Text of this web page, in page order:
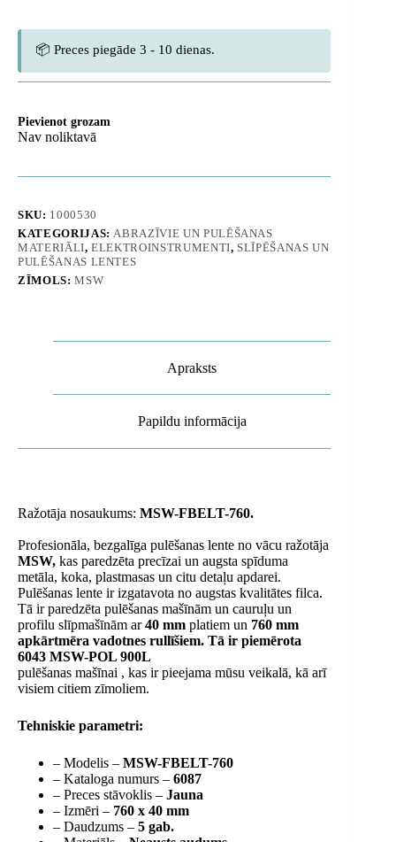
📦 Preces piegāde 3 - 10 dienas.
Pievienot grozam
Nav noliktavā
SKU: 1000530
KATEGORIJAS: ABRAZĪVIE UN PULĒŠANAS
MATERIĀLI,ELEKTROINSTRUMENTI, SLĪPĒŠANAS UN
PULĒŠANAS LENTES
ZĪMOLS:MSW
Apraksts
Papildu informācija
Ražotāja nosaukums: MSW-FBELT-760.
Profesionāla, bezgalīga pulēšanas lente no vācu ražotāja
MSW, kas paredzēta precīzai un augsta spīduma
metāla, koka, plastmasas un citu detaļu apdarei.
Pulēšanas lente ir izgatavota no augstas kvalitātes filca.
Tā ir paredzēta pulēšanas mašīnām un cauruļu un
profilu slīpmašīnām ar40 mm platiem un 760 mm
apkārtmēra vadotnes rullīšiem. Tā ir piemērota
6043 MSW-POL 900L
pulēšanas mašīnai , kas ir pieejama mūsu veikalā, kā arī
visiem citiem zīmoliem.
Tehniskie parametri:
– Modelis – MSW-FBELT-760
– Kataloga numurs – 6087
– Preces stāvoklis – Jauna
– Izmēri – 760 x 40 mm
– Daudzums – 5 gab.